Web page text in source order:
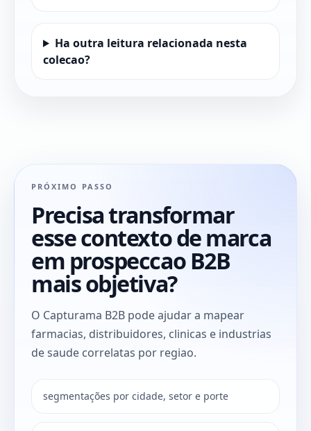
Ha outra leitura relacionada nesta
colecao?
PRÓXIMO PASSO
Precisa transformar
esse contexto de marca
em prospeccao B2B
mais objetiva?
O Capturama B2B pode ajudar a mapear
farmacias, distribuidores, clinicas e industrias
de saude correlatas por regiao.
segmentações por cidade, setor e porte